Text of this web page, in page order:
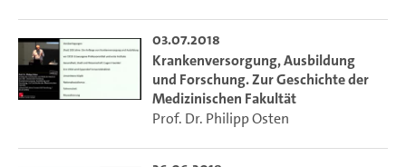
03.07.2018
Krankenversorgung, Ausbildung
und Forschung. Zur Geschichte der
Medizinischen Fakultät
Prof. Dr. Philipp Osten